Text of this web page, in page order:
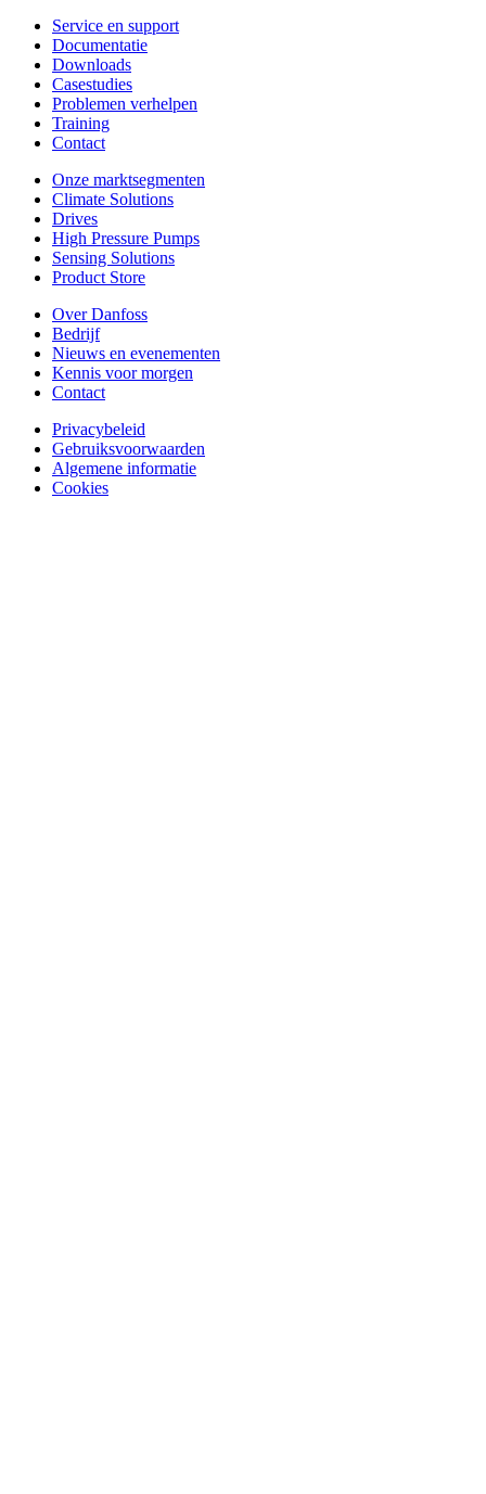
Service en support
Documentatie
Downloads
Casestudies
Problemen verhelpen
Training
Contact
Onze marktsegmenten
Climate Solutions
Drives
High Pressure Pumps
Sensing Solutions
Product Store
Over Danfoss
Bedrijf
Nieuws en evenementen
Kennis voor morgen
Contact
Privacybeleid
Gebruiksvoorwaarden
Algemene informatie
Cookies